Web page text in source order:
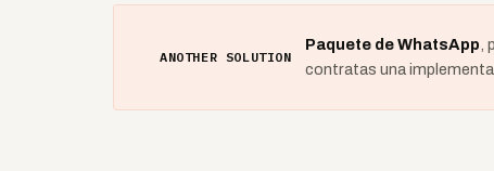
ANOTHER SOLUTION
Paquete de WhatsApp
contratas una